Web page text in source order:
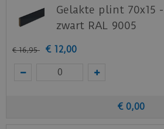
Gelakte plint 70x15
zwart RAL 9005
€ 16,95 € 12,00
€ 0,00